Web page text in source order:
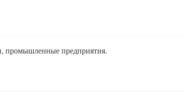
промышленные предприятия.